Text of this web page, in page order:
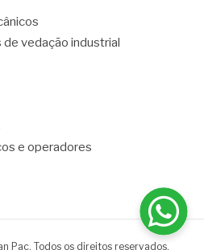
vedação industrial
e operadores
Pac. Todos os direitos reservados.